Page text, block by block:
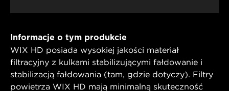
Informacje o tym produkcie
WIX HD posiada wysokiej jakości materiał
filtracyjny z kulkami stabilizującymi fałdowanie i
stabilizacją fałdowania (tam, gdzie dotyczy). Filtry
powietrza WIX HD mają minimalną skuteczność